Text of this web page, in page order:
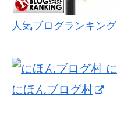
人気ブログランキング
にほんブログ村